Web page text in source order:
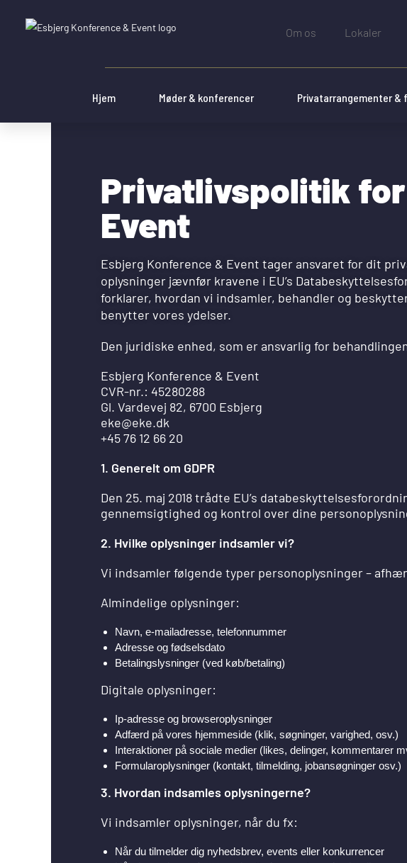
Om os Lokaler
Hjem Møder & konferencer Privatarrangementer &
Privatlivspolitik for
Event
Esbjerg Konference & Event tager ansvaret for dit
oplysninger jævnfør kravene i EU’s
forklarer, hvordan vi indsamler, behandler og
benytter vores ydelser.
Den juridiske enhed, som er ansvarlig for
Esbjerg Konference & Event
CVR-nr.: 45280288
Gl. Vardevej 82, 6700 Esbjerg
eke@eke.dk
+45 76 12 66 20
1. Generelt om GDPR
Den 25. maj 2018 trådte EU’s
gennemsigtighed og kontrol over dine
2. Hvilke oplysninger indsamler vi?
Vi indsamler følgende typer personoplysninger –
Almindelige oplysninger:
Navn, e-mailadresse, telefonnummer
Adresse og fødselsdato
Betalingslysninger (ved køb/betaling)
Digitale oplysninger:
Ip-adresse og browseroplysninger
Adfærd på vores hjemmeside (klik, søgninger, varighed, osv.)
Interaktioner på sociale medier (likes, delinger, kommentarer
Formularoplysninger (kontakt, tilmelding, jobansøgninger osv.)
3. Hvordan indsamles oplysningerne?
Vi indsamler oplysninger, når du fx:
Når du tilmelder dig nyhedsbrev, events eller konkurrencer